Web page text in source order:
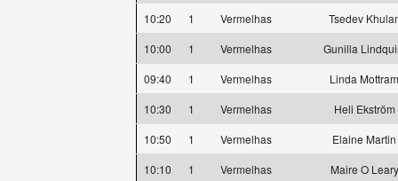
10:20
1 Vermelhas
Tsedev
10:00
1 Vermelhas
Gunilla
09:40
1 Vermelhas
Linda Mottram
10:30
1 Vermelhas
Heli Ekström
10:50
1 Vermelhas
Elaine Martin
10:10
1 Vermelhas
Maire O Leary